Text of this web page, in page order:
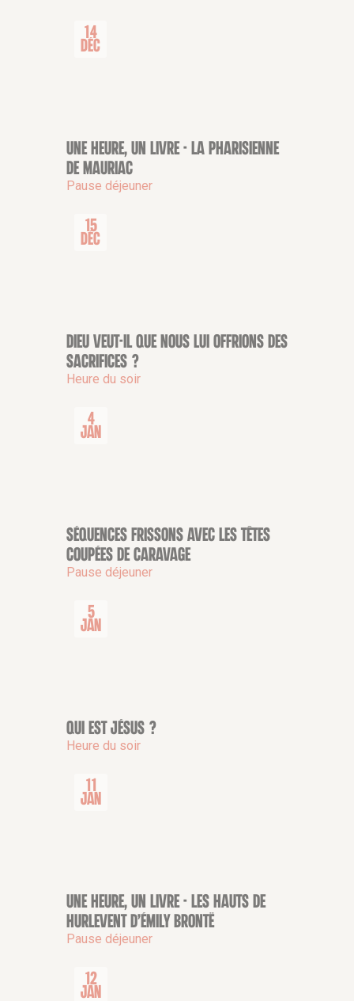
14
Déc
CONFÉRENCE
Une heure, un livre - La Pharisienne
de Mauriac
Pause déjeuner
15
Déc
CONFÉRENCE
Dieu veut-il que nous lui offrions des
sacrifices ?
Heure du soir
4
Jan
CONFÉRENCE
Séquences frissons avec Les têtes
coupées de Caravage
Pause déjeuner
5
Jan
CONFÉRENCE
Qui est Jésus ?
Heure du soir
11
Jan
CONFÉRENCE
Une heure, un livre - Les Hauts de
Hurlevent d’Émily Brontë
Pause déjeuner
12
Jan